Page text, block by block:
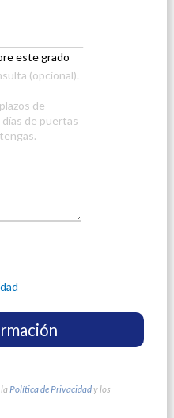
este grado
Política de Privacidady los